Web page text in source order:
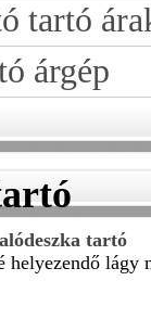
tartó
árgép
tartó
helyezendő lágy